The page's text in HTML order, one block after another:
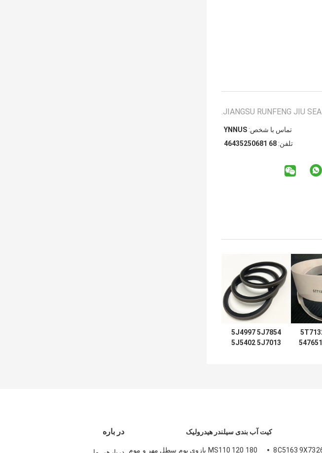
JIANGSU RUNFENG JIU
تماس با شخص: SUNNY
تلفن: 86 18605253464
5J4997 5J7854
5J5402 5J7013
در باره کیت آب بندی سیلندر هیدرولیک
MS110 120 180 بازوی بوم سطل مهر و موم 8C5163